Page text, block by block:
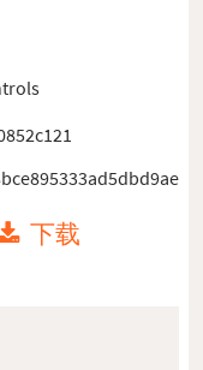
下载